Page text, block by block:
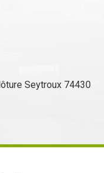
Seytroux 74430